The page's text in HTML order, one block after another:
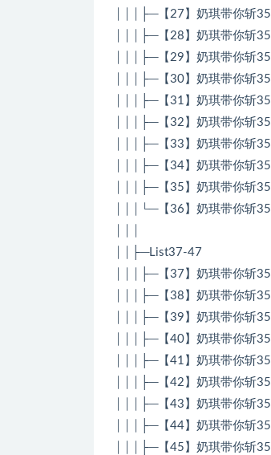
│││├─【27】奶琪带你斩
│││├─【28】奶琪带你斩
│││├─【29】奶琪带你斩
│││├─【30】奶琪带你斩
│││├─【31】奶琪带你斩
│││├─【32】奶琪带你斩
│││├─【33】奶琪带你斩
│││├─【34】奶琪带你斩
│││├─【35】奶琪带你斩
│││└─【36】奶琪带你斩
││├─List37-47
│││├─【37】奶琪带你斩
│││├─【38】奶琪带你斩
│││├─【39】奶琪带你斩
│││├─【40】奶琪带你斩
│││├─【41】奶琪带你斩
│││├─【42】奶琪带你斩
│││├─【43】奶琪带你斩
│││├─【44】奶琪带你斩
│││├─【45】奶琪带你斩